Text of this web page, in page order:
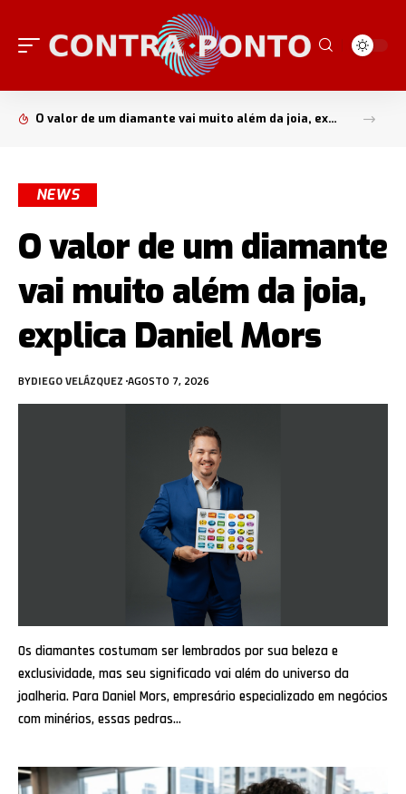
O valor de um diamante vai muito além da joia, explica Daniel Mors
NEWS
O valor de um diamante
vai muito além da joia,
explica Daniel Mors
BYDIEGO VELÁZQUEZ AGOSTO 7, 2026
Os diamantes costumam ser lembrados por sua beleza e
exclusividade, mas seu significado vai além do universo da
joalheria. Para Daniel Mors, empresário especializado em negócios
com minérios, essas pedras…